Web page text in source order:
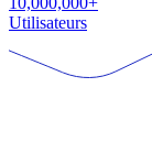
Utilisateurs